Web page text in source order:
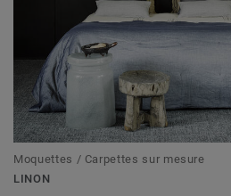
Moquettes / Carpettes sur mesure
LINON